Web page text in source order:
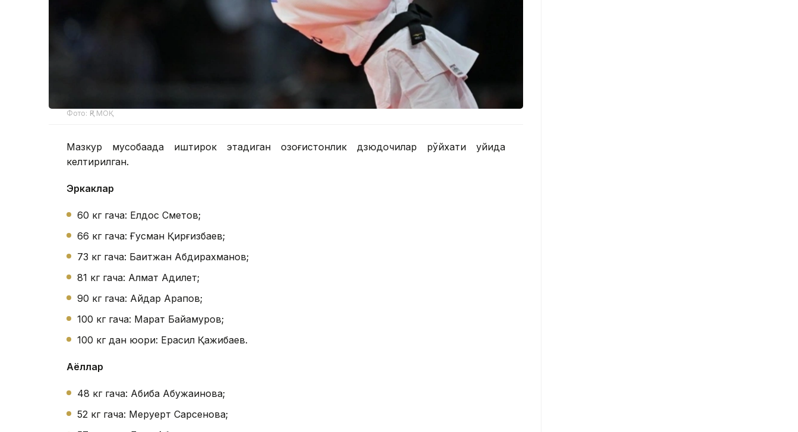
Фото: ҚР МОҚ
Мазкур мусобақада иштирок этадиган қозоғистонлик дзюдочилар рўйхати қуйида
келтирилган.
Эркаклар
60 кг гача: Елдос Сметов;
66 кг гача: Ғусман Қирғизбаев;
73 кг гача: Бақитжан Абдирахманов;
81 кг гача: Алмат Адилет;
90 кг гача: Айдар Арапов;
100 кг гача: Марат Байқамуров;
100 кг дан юқори: Ерасил Қажибаев.
Аёллар
48 кг гача: Абиба Абужақинова;
52 кг гача: Меруерт Сарсенова;